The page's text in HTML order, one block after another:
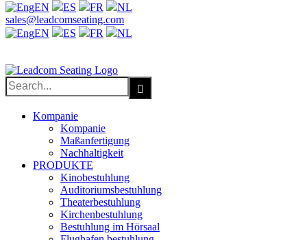
EN ES FR
NL
Facebook
X
LinkedIn
YouTube
sales@leadcomseating.com
EN
ES FR NL
Search
for:
Kompanie
Kompanie
Maßanfertigung
Nachhaltigkeit
PRODUKTE
Kinobestuhlung
Auditoriumsbestuhlung
Theaterbestuhlung
Kirchenbestuhlung
Bestuhlung im Hörsaal